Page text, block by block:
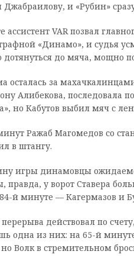
Джабраилову, и «Рубин»
VAR позвал
«Динамо», и судья
дотянуться до мяча, мощно
осталась за
Алибекова, последовала
но Кабутов выбил мяч с
Ражаб Магомедов со
в штангу.
игры динамовцы
правда, у ворот Ставера
й минуте — Кагермазов и
действовал по
одна из них: на 65-й
Волк в стремительном